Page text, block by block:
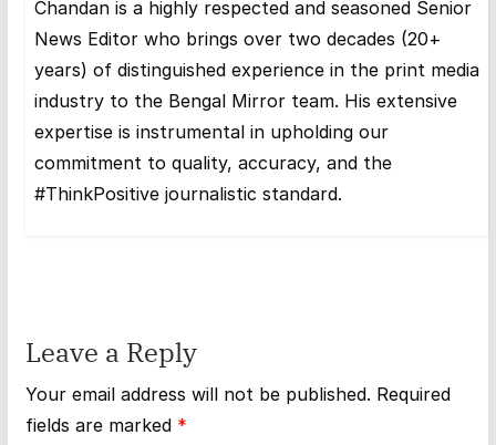
Chandan is a highly respected and seasoned Senior
News Editor who brings over two decades (20+
years) of distinguished experience in the print media
industry to the Bengal Mirror team. His extensive
expertise is instrumental in upholding our
commitment to quality, accuracy, and the
#ThinkPositive journalistic standard.
Leave a Reply
Your email address will not be published. Required
fields are marked *